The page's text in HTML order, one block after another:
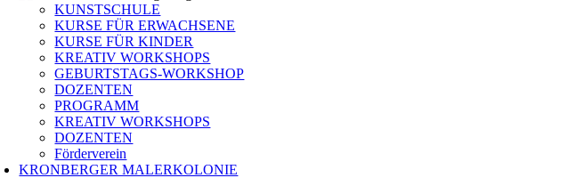
KUNSTSCHULE
KURSE FÜR ERWACHSENE
KURSE FÜR KINDER
KREATIV WORKSHOPS
GEBURTSTAGS-WORKSHOP
DOZENTEN
PROGRAMM
KREATIV WORKSHOPS
DOZENTEN
Förderverein
KRONBERGER MALERKOLONIE